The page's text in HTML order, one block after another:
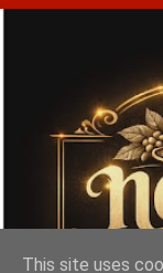
This site uses